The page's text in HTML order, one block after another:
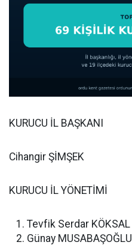
KURUCU İL BAŞKANI
Cihangir ŞİMŞEK
KURUCU İL YÖNETİMİ
Tevfik Serdar KÖKSAL
Günay MUSABAŞOĞLU